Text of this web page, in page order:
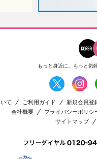
もっと身近に、もっと気
て ご利用ガイド 新規会員登
会社概要
プライバシーポリシ
サイトマップ